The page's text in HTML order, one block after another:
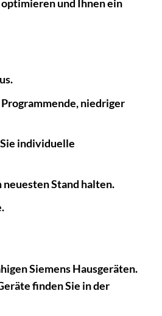
und Ihnen ein
niedriger
individuelle
Stand halten.
Siemens Hausgeräten.
finden Sie in der